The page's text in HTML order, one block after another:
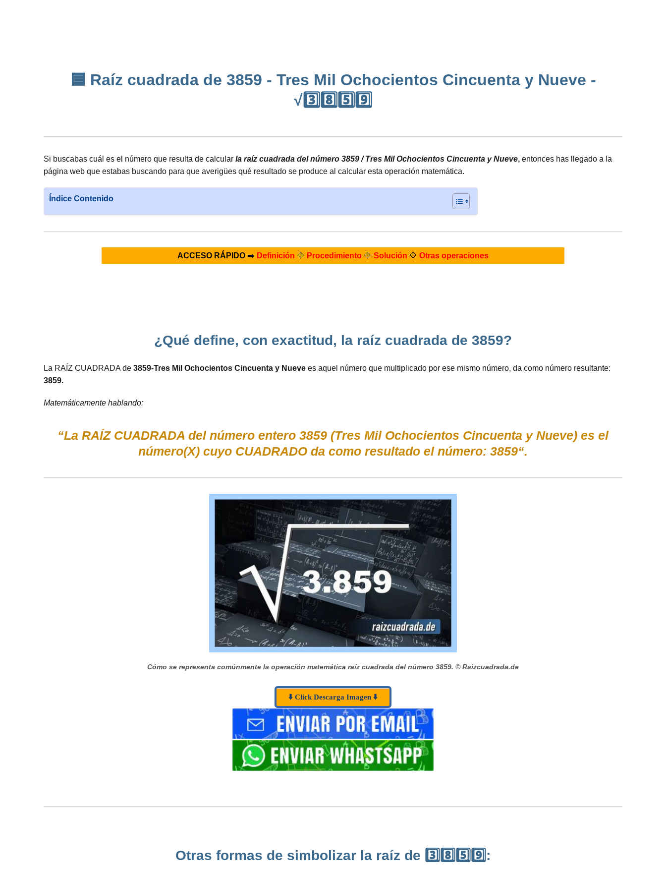
🟦 Raíz cuadrada de 3859 - Tres Mil Ochocientos Cincuenta y Nueve -
√3️⃣8️⃣5️⃣9️⃣
Si buscabas cuál es el número que resulta de calcular la raíz cuadrada del número 3859 / Tres Mil Ochocientos Cincuenta y Nueve, entonces has llegado a la
página web que estabas buscando para que averigües qué resultado se produce al calcular esta operación matemática.
Índice Contenido
ACCESO RÁPIDO➡️ Definición 🔷 Procedimiento🔷 Solución 🔷 Otras operaciones
¿Qué define, con exactitud, la raíz cuadrada de 3859?
La RAÍZ CUADRADA de 3859-Tres Mil Ochocientos Cincuenta y Nueve es aquel número que multiplicado por ese mismo número, da como número resultante:
3859.
Matemáticamente hablando:
“La RAÍZ CUADRADA del número entero 3859 (Tres Mil Ochocientos Cincuenta y Nueve) es el
número(X) cuyo CUADRADO da como resultado el número: 3859“.
Cómo se representa comúnmente la operación matemática raíz cuadrada del número 3859. © Raizcuadrada.de
⬇️ Click Descarga Imagen ⬇️
Otras formas de simbolizar la raíz de 3️⃣8️⃣5️⃣9️⃣: